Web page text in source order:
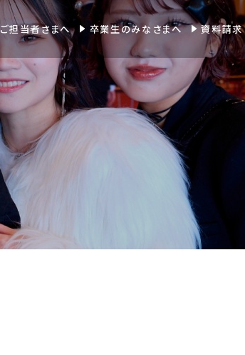
担当者さまへ 卒業生のみなさまへ 資料請求